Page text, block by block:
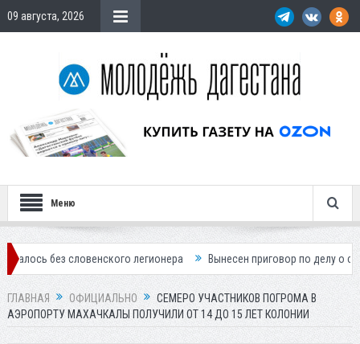
09 августа, 2026
Меню
словенского легионера Вынесен приговор по делу о
ГЛАВНАЯ ОФИЦИАЛЬНО
СЕМЕРО УЧАСТНИКОВ ПОГРОМА В
АЭРОПОРТУ МАХАЧКАЛЫ ПОЛУЧИЛИ ОТ 14 ДО 15 ЛЕТ КОЛОНИИ